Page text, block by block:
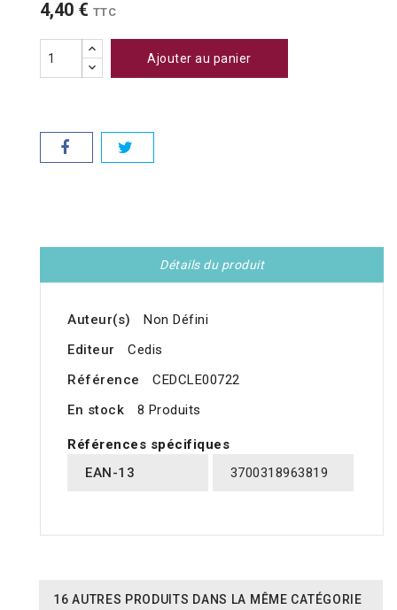
4,40 € TTC
Ajouter au panier
Détails du produit
Auteur(s)
Non Défini
Editeur
Cedis
Référence
CEDCLE00722
En stock
8 Produits
Références spécifiques
EAN-13
3700318963819
16 AUTRES PRODUITS DANS LA MÊME CATÉGORIE